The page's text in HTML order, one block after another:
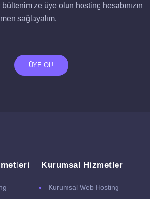
üye olun hosting hesabınızın
sağlayalım.
ÜYE OL!
Kurumsal Hizmetler
Kurumsal Web Hosting